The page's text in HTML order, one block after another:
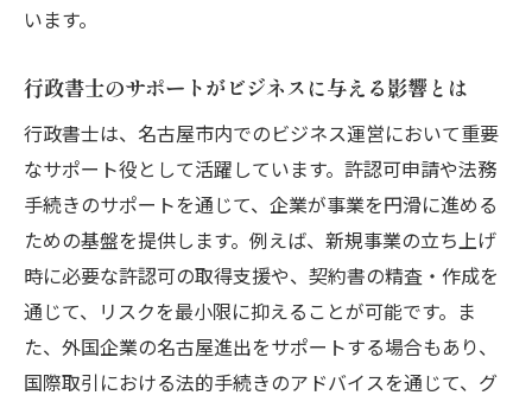
名古屋市の行政書士が社会貢献に果たす役
地域社会で行政書士が果たすコンサルティ
ング的役割
行政書士の専門知識を身近に感じる名古屋市で
の具体例
名古屋市での行政書士による成功事例
行政書士の専門知識が日常生活に活かされ
る場面
います。
行政書士のサポートがビジネスに与える影響とは
行政書士は、名古屋市内でのビジネス運営において重要
なサポート役として活躍しています。許認可申請や法務
手続きのサポートを通じて、企業が事業を円滑に進める
ための基盤を提供します。例えば、新規事業の立ち上げ
時に必要な許認可の取得支援や、契約書の精査・作成を
通じて、リスクを最小限に抑えることが可能です。ま
た、外国企業の名古屋進出をサポートする場合もあり、
国際取引における法的手続きのアドバイスを通じて、グ